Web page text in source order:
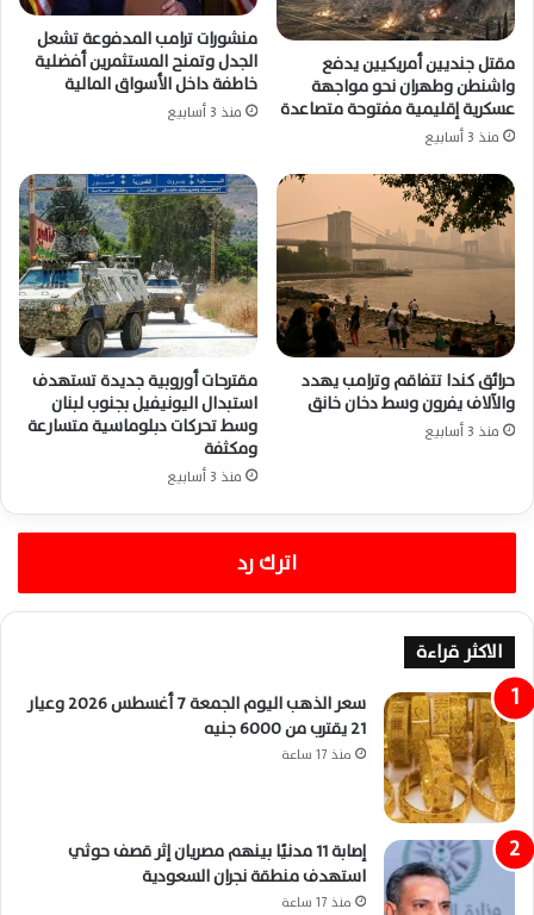
مقتل جنديين أمريكيين يدفع
واشنطن وطهران نحو مواجهة
عسكرية إقليمية مفتوحة متصاعدة
منذ 3 أسابيع
منشورات ترامب المدفوعة تشعل
الجدل وتمنح المستثمرين أفضلية
خاطفة داخل الأسواق المالية
منذ 3 أسابيع
حرائق كندا تتفاقم وترامب يهدد
والآلاف يفرون وسط دخان خانق
منذ 3 أسابيع
مقترحات أوروبية جديدة تستهدف
استبدال اليونيفيل بجنوب لبنان
وسط تحركات دبلوماسية متسارعة
ومكثفة
منذ 3 أسابيع
اترك رد
الاكثر قراءة
سعر الذهب اليوم الجمعة 7 أغسطس 2026 وعيار
21 يقترب من 6000 جنيه
منذ 17 ساعة
إصابة 11 مدنيًا بينهم مصريان إثر قصف حوثي
استهدف منطقة نجران السعودية
منذ 17 ساعة